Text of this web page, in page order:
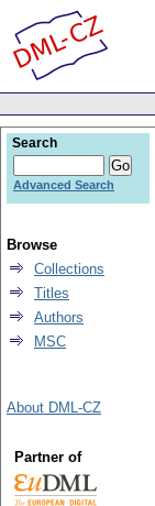
Search
Advanced Search
Browse
Collections
Titles
Authors
MSC
About DML-CZ
Partner of